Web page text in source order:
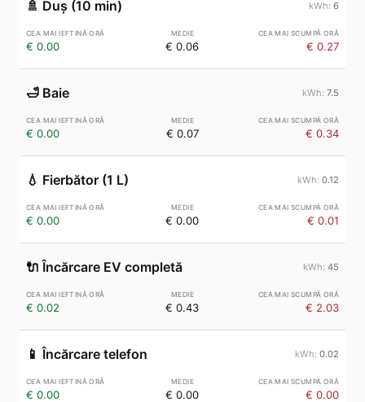
🚿 Duș (10 min) 6
€ 0.00 € 0.06 € 0.27
🛁 Baie 7.5
€ 0.00 € 0.07 € 0.34
💧 Fierbător (1 L) 0.12
€ 0.00 € 0.00 € 0.01
🔌 Încărcare EV completă 45
€ 0.02 € 0.43 € 2.03
📱 Încărcare telefon 0.02
€ 0.00 € 0.00 € 0.00